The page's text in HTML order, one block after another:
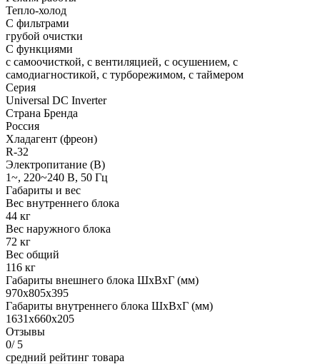
Тепло-холод
С фильтрами
грубой очистки
С функциями
с самоочисткой, с вентиляцией, с осушением, с
самодиагностикой, с турборежимом, с таймером
Серия
Universal DC Inverter
Страна Бренда
Россия
Хладагент (фреон)
R-32
Электропитание (В)
1~, 220~240 В, 50 Гц
Габариты и вес
Вес внутреннего блока
44 кг
Вес наружного блока
72 кг
Вес общий
116 кг
Габариты внешнего блока ШхВхГ (мм)
970x805x395
Габариты внутреннего блока ШхВхГ (мм)
1631x660x205
Отзывы
0/ 5
средний рейтинг товара